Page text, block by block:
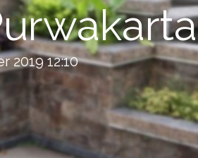
2019 12:10